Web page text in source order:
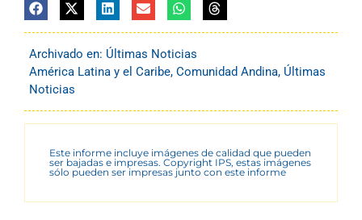
Archivado en: Últimas Noticias
América Latina y el Caribe, Comunidad Andina, Últimas
Noticias
Este informe incluye imágenes de calidad que pueden
ser bajadas e impresas. Copyright IPS, estas imágenes
sólo pueden ser impresas junto con este informe